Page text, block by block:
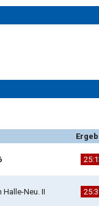
Halle-Neu. II